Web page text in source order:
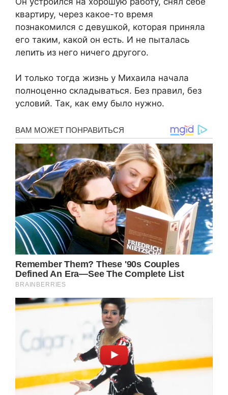
квартиру, через какое-то время
познакомился с девушкой, которая приняла
его таким, какой он есть. И не пыталась
лепить из него ничего другого.
И только тогда жизнь у Михаила начала
полноценно складываться. Без правил, без
условий. Так, как ему было нужно.